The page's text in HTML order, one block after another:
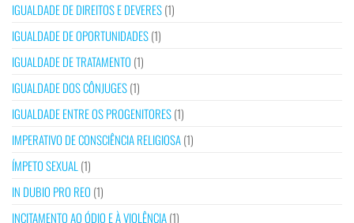
IGUALDADE DE DIREITOS E DEVERES(1)
IGUALDADE DE OPORTUNIDADES(1)
IGUALDADE DE TRATAMENTO (1)
IGUALDADE DOS CÔNJUGES(1)
IGUALDADE ENTRE OS PROGENITORES(1)
IMPERATIVO DE CONSCIÊNCIA RELIGIOSA(1)
ÍMPETO SEXUAL (1)
IN DUBIO PRO REO (1)
INCITAMENTO AO ÓDIO E À VIOLÊNCIA(1)